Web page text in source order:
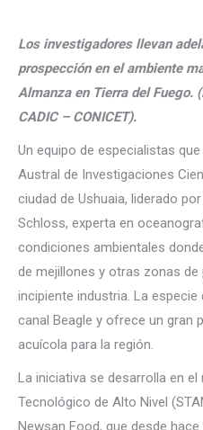
Los investigadores llevan
prospección en el ambiente
Almanza en Tierra del Fuego.
CADIC – CONICET).
Un equipo de especialistas
Austral de Investigaciones
ciudad de Ushuaia, liderado
Schloss, experta en
condiciones ambientales
de mejillones y otras zonas
incipiente industria. La
canal Beagle y ofrece un gran
acuícola para la región.
La iniciativa se desarrolla en
Tecnológico de Alto Nivel
Newsan Food, que desde